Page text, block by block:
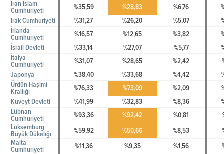
İran İslam
Cumhuriyeti
%35,59 %28,83 %6,76
Irak Cumhuriyeti
%31,27 %26,20 %5,07
İrlanda
Cumhuriyeti
%16,57 %12,65 %3,82
İsrail Devleti
%33,14 %27,07 %5,77
İtalya
Cumhuriyeti
%31,07 %28,65 %2,42
Japonya
%38,40 %33,68 %4,42
Ürdün Haşimi
Krallığı
%76,33 %73,09 %2,09
Kuveyt Devleti
%41,99 %32,83 %8,36
Lübnan
Cumhuriyeti
%93,36 %92,42 %0,81
Lüksemburg
Büyük Dükalığı
%59,92 %50,66 %8,53
Malta
Cumhuriyeti
%11,36 %9,35 %1,56